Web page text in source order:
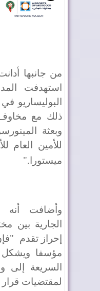
من جانبها
استهدفت
البوليساريو
ذلك مع
وبعثة
للأمين العام
ميستورا ".
وأضافت
الجارية بين
إحراز تقدم
مؤسفا ويشكل
السريعة إلى